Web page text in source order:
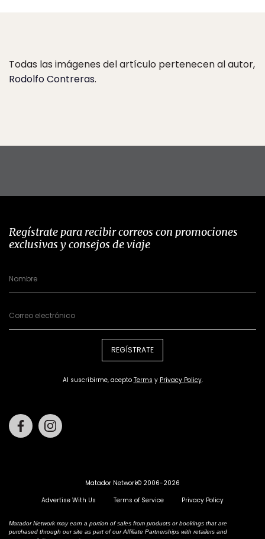
Todas las imágenes del artículo pertenecen al autor,
Rodolfo Contreras.
Regístrate para recibir correos con promociones
exclusivas y consejos de viaje
REGÍSTRATE
Al suscribirme, acepto Terms y Privacy Policy.
Facebook
Matador Network© 2006-2026
Advertise With Us
Terms of Service Privacy Policy
Matador Network may earn a portion of sales from products or bookings that are
purchased through our site as part of our Affiliate Partnerships with retailers and